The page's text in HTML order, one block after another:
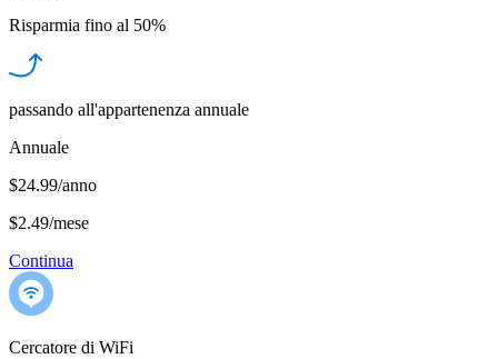
Risparmia fino al 50%
passando all'appartenenza annuale
Annuale
$24.99/anno
$2.49/mese
Continua
Cercatore di WiFi